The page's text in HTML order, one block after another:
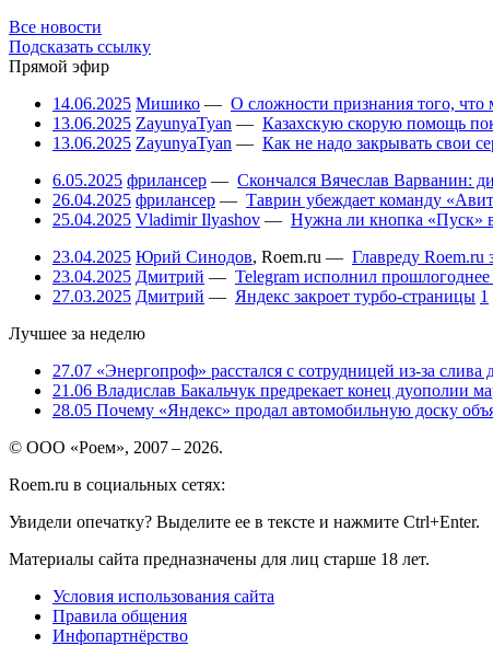
Все новости
Подсказать ссылку
Прямой эфир
14.06.2025 Мишико — О сложности признания того,
13.06.2025 ZayunyaTyan — Казахскую скорую помощь
13.06.2025 ZayunyaTyan — Как не надо закрывать свои
6.05.2025 фрилансер — Скончался Вячеслав Варванин:
26.04.2025 фрилансер — Таврин убеждает команду
25.04.2025 Vladimir Ilyashov — Нужна ли кнопка «Пуск»
23.04.2025 Юрий Синодов, Roem.ru — Главреду Roem.ru
23.04.2025 Дмитрий — Telegram исполнил
27.03.2025 Дмитрий — Яндекс закроет турбо-страницы 1
Лучшее за неделю
27.07 «Энергопроф» расстался с сотрудницей из-за
21.06 Владислав Бакальчук предрекает конец дуополии
28.05 Почему «Яндекс» продал автомобильную доску
© ООО «Роем», 2007 – 2026.
Roem.ru в социальных сетях:
Увидели опечатку? Выделите ее в тексте и нажмите Ctrl+Enter.
Материалы сайта предназначены для лиц старше 18 лет.
Условия использования сайта
Правила общения
Инфопартнёрство